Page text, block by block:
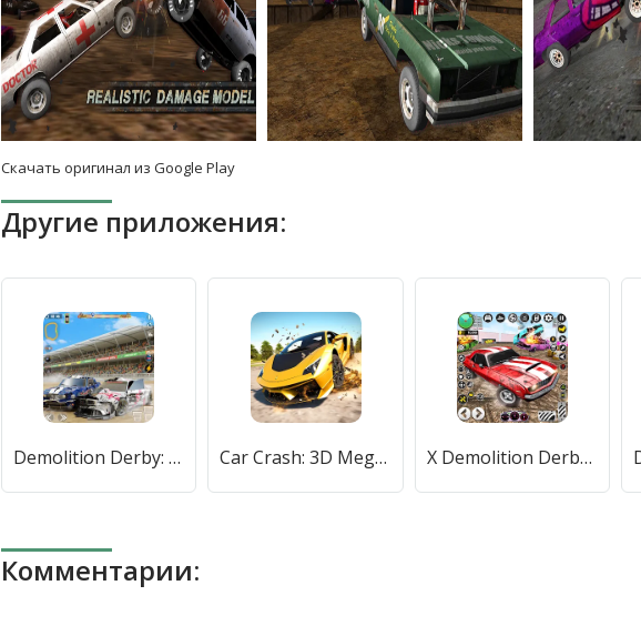
Скачать оригинал из Google Play
Другие приложения:
Demolition Derby: Car Games [МОД Много денег] APK Android Car Crash: 3D Mega Demolition (Кар краш) [МОД Premium] APK Android X Demolition Derby : Car Games [МОД Mega Pack] APK Android
Комментарии: